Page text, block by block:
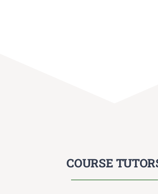
COURSE